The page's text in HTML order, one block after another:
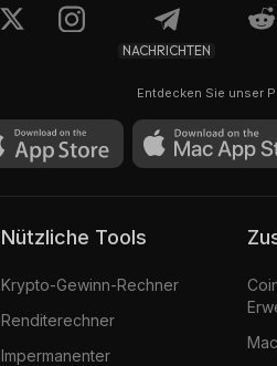
NACHRICHTEN
Entdecken Sie unser
Nützliche Tools
Krypto-Gewinn-Rechner
Renditerechner
Impermanenter